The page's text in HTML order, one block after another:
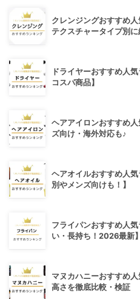
クレンジングおすすめ
テクスチャータイプ別に
ドライヤーおすすめ人
コスパ商品】
ヘアアイロンおすすめ
ズ向け・海外対応も♪
ヘアオイルおすすめ人
別やメンズ向けも！】
フライパンおすすめ人
い・長持ち！2026最新】
マヌカハニーおすすめ
高さを徹底比較・検証